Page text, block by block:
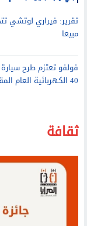
بي إم دبليو تبدأ الإنتاج
تقرير: فيراري لوتشي
مبيعا
فولفو تعتزم طرح
40 الكهربائية العام المقبل
ثقافة